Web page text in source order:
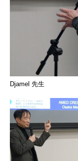
Djamel 先生